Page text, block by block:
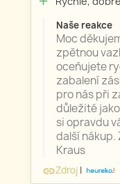
Naše reakce
Moc
zpětnou
oceňujete
zabalení
pro nás při
důležité
si opravdu
další nákup.
Kraus
linkZdroj |